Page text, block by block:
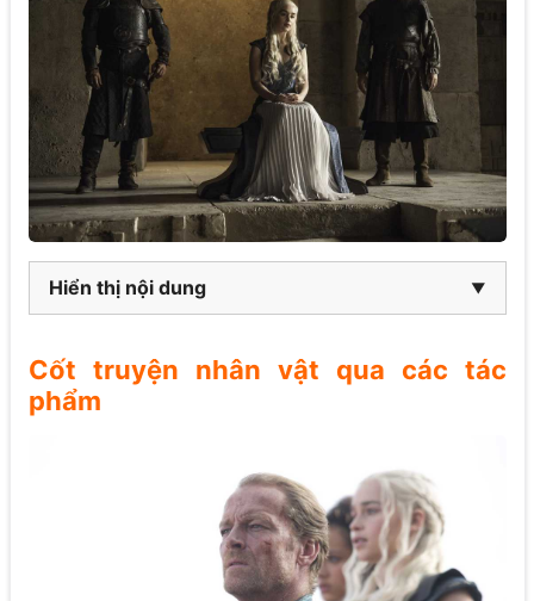
Hiển thị nội dung
Cốt truyện nhân vật qua các tác
phẩm